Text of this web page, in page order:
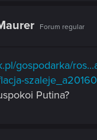
Forum regular
gospodarka/
szaleje_a20160
Putina?